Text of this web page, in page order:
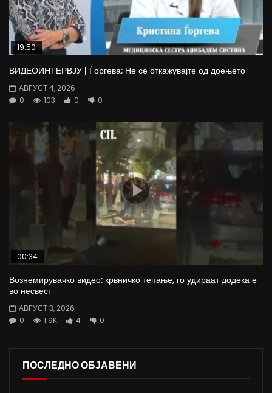
19:50
ВИДЕОИНТЕРВЈУ | Ѓоргева: Не се откажувајте од доењето
АВГУСТ 4, 2026
0
103 0 0
00:34
Вознемирувачко видео: крвничко тепање, го удираат додека е
во несвест
АВГУСТ 3, 2026
0
1.9K 4 0
ПОСЛЕДНО ОБЈАВЕНИ